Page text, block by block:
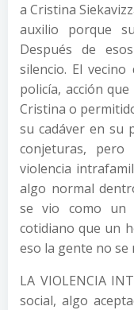
a Cristina
auxilio porque
Después de
silencio. El
policía, acción
Cristina o
su cadáver en su
conjeturas, pero
violencia
algo normal
se vio como un
cotidiano que un
eso la gente no se
LA VIOLENCIA
social, algo